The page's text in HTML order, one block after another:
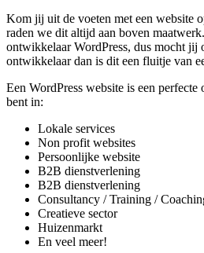
Kom jij uit de voeten met een website
raden we dit altijd aan boven
ontwikkelaar WordPress, dus mocht jij
ontwikkelaar dan is dit een fluitje van
Een WordPress website is een
bent in:
Lokale services
Non profit websites
Persoonlijke website
B2B dienstverlening
B2B dienstverlening
Consultancy / Training /
Creatieve sector
Huizenmarkt
En veel meer!